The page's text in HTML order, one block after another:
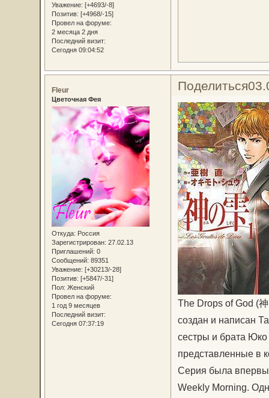
Уважение: [+4693/-8]
Позитив: [+4968/-15]
Провел на форуме:
2 месяца 2 дня
Последний визит:
Сегодня 09:04:52
Поделиться
Fleur
Цветочная Фея
Откуда: Россия
Зарегистрирован: 27.02.13
Приглашений: 0
Сообщений: 89351
Уважение: [+30213/-28]
Позитив: [+5847/-31]
Пол: Женский
Провел на форуме:
1 год 9 месяцев
Последний визит:
Сегодня 07:37:19
The Drops of God (
создан и написан
сестры и брата
представленные в
Серия была
Weekly Morning.